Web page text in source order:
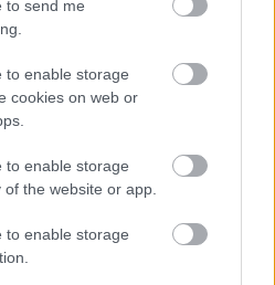
to send me
to enable storage
cookies on web or
to enable storage
the website or app.
to enable storage
pārstāvjiem labāk
atradīs veidu,
vienošanās ar Zelenski;
ir nopietnas